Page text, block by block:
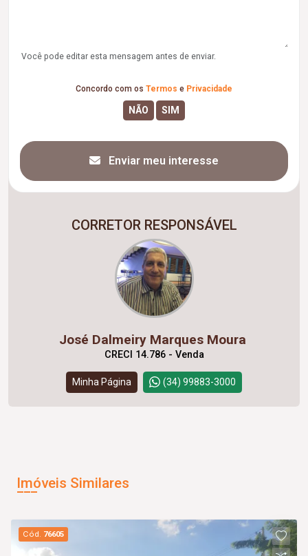
Você pode editar esta mensagem antes de enviar.
Concordo com os Termos e Privacidade
Enviar meu interesse
CORRETOR RESPONSÁVEL
José Dalmeiry Marques Moura
CRECI 14.786 - Venda
Minha Página (34) 99883-3000
Imóveis Similares
Cód. 76605